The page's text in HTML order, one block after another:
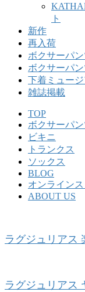
ト
新作
再入荷
ボクサーパ
ボクサーパ
下着ミュー
雑誌掲載
TOP
ボクサーパ
ビキニ
トランクス
ソックス
BLOG
オンライン
ABOUT US
ラグジュリアス
ラグジュリアス